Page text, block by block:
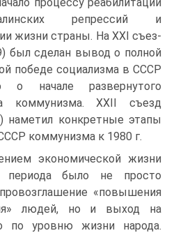
репрессий и
жизни страны. На XXI съез­
был сделан вывод о полной
победе социализма в СССР
о начале развернутого
коммунизма. XXII съезд
наметил конкретные этапы
коммунизма к 1980 г.
экономической жизни
периода было не просто
«повышения
людей, но и выход на
по уровню жизни народа.